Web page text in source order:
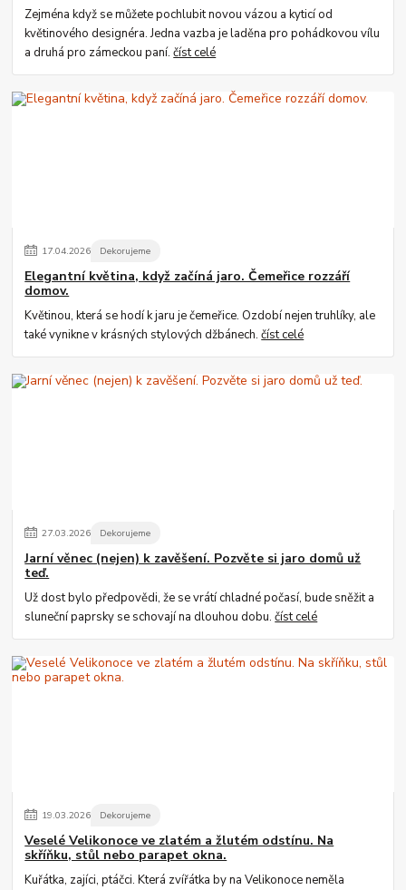
Zejména když se můžete pochlubit novou vázou a kyticí od
květinového designéra. Jedna vazba je laděna pro pohádkovou vílu
a druhá pro zámeckou paní.číst celé
17.04.2026 Dekorujeme
Elegantní květina, když začíná jaro. Čemeřice rozzáří
domov.
Květinou, která se hodí k jaru je čemeřice. Ozdobí nejen truhlíky, ale
také vynikne v krásných stylových džbánech.číst celé
27.03.2026 Dekorujeme
Jarní věnec (nejen) k zavěšení. Pozvěte si jaro domů už
teď.
Už dost bylo předpovědi, že se vrátí chladné počasí, bude sněžit a
sluneční paprsky se schovají na dlouhou dobu.číst celé
19.03.2026 Dekorujeme
Veselé Velikonoce ve zlatém a žlutém odstínu. Na
skříňku, stůl nebo parapet okna.
Kuřátka, zajíci, ptáčci. Která zvířátka by na Velikonoce neměla